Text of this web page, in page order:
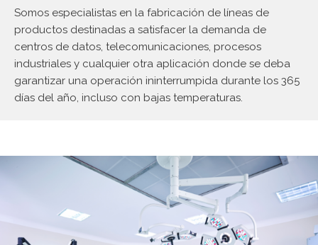
Somos especialistas en la fabricación de líneas de
productos destinadas a satisfacer la demanda de
centros de datos, telecomunicaciones, procesos
industriales y cualquier otra aplicación donde se deba
garantizar una operación ininterrumpida durante los 365
días del año, incluso con bajas temperaturas.